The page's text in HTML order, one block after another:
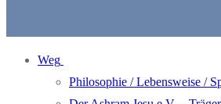
Weg
Philosophie / Lebensweise /